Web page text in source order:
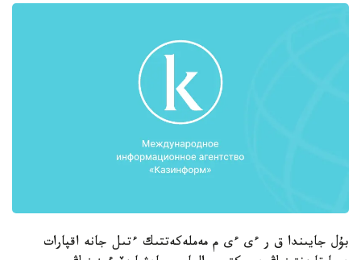
بۇل جايىندا ق ر ءى ءى م مەملەكەتتىك ءتىل جانە اقپارات